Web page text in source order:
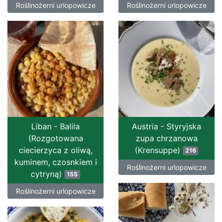
Roślinożerni urlopowicze Roślinożerni urlopowicze
Liban - Balila
(Rozgotowana
ciecierzyca z oliwą,
kuminem, czosnkiem i
cytryną) 155
Roślinożerni urlopowicze
Austria - Styryjska
zupa chrzanowa
(Krensuppe)
216
Roślinożerni urlopowicze